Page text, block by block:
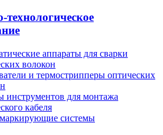
аппараты для сварки
волокон
и термострипперы оптических
инструментов для монтажа
кабеля
системы